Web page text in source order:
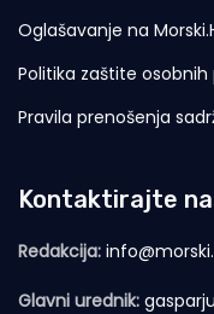
Oglašavanje na
Politika zaštite
Pravila prenošenja
Kontaktirajte
Redakcija:
Glavni urednik: